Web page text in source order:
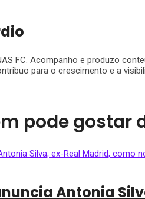
FC. Acompanho e produzo
para o crescimento e a
pode gostar
Antonia